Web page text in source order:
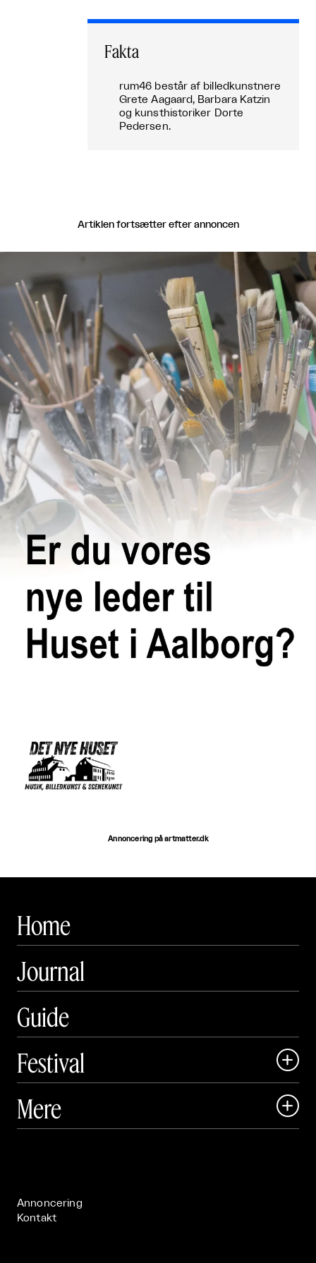
Fakta
rum46 består af billedkunstnere
Grete Aagaard, Barbara Katzin
og kunsthistoriker Dorte
Pedersen.
Artiklen fortsætter efter annoncen
Annoncering på artmatter.dk
Home
Journal
Guide
Festival

 Art Matter Festival
Mere 
Annoncering
Kontakt